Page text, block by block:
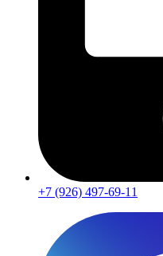
+7 (926) 497-69-11